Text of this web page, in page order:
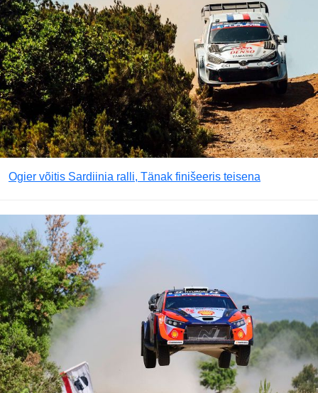
Ogier võitis Sardiinia ralli, Tänak finišeeris teisena